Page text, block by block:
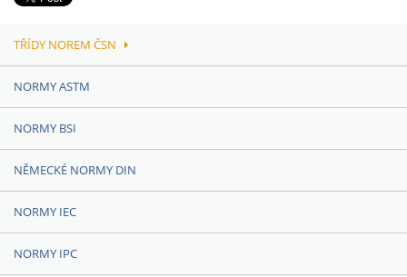
TŘÍDY NOREM ČSN
NORMY ASTM
NORMY BSI
NĚMECKÉ NORMY DIN
NORMY IEC
NORMY IPC